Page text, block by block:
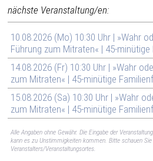
nächste Veranstaltung/en:
10.08.2026 (Mo) 10:30 Uhr | »Wahr
Führung zum Mitraten« | 45-
14.08.2026 (Fr) 10:30 Uhr | »Wahr
zum Mitraten« | 45-minütige
15.08.2026 (Sa) 10:30 Uhr | »Wahr
zum Mitraten« | 45-minütige
Alle Angaben ohne Gewähr. Die Eingabe der
kann es zu Unstimmigkeiten kommen. Bitte schauen
Veranstalters/Veranstaltungsortes.